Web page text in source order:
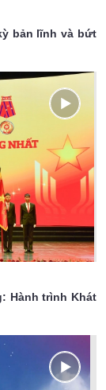
bản lĩnh và bứt
Hành trình Khát